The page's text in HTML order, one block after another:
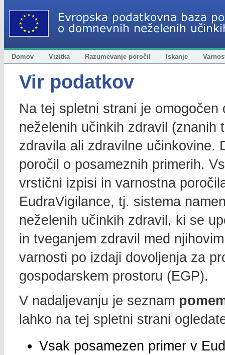
Domov Vizitka Razumevanje poročil Iskanje
Vir podatkov
Na tej spletni strani je
neželenih učinkih zdravil (znanih
zdravila ali zdravilne učinkovine.
poročil o posameznih primerih.
vrstični izpisi in varnostna
EudraVigilance, tj. sistema
neželenih učinkih zdravil, ki se
in tveganjem zdravil med
varnosti po izdaji dovoljenja za
gospodarskem prostoru (EGP).
V nadaljevanju je seznam
lahko na tej spletni strani
Vsak posamezen primer v